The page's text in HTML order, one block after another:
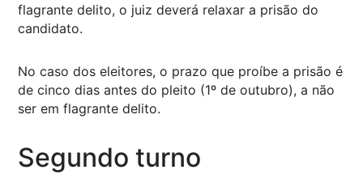
flagrante delito, o juiz deverá relaxar a prisão do
candidato.
No caso dos eleitores, o prazo que proíbe a prisão é
de cinco dias antes do pleito (1º de outubro), a não
ser em flagrante delito.
Segundo turno